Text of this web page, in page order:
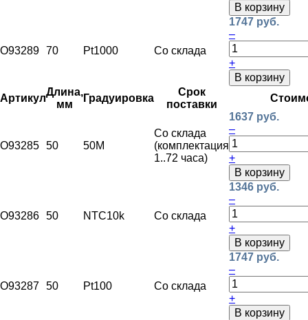
В корзину
O93289 70 Pt1000 Со склада
1747 руб.
–
+
В корзину
Артикул
Длина,
мм
Градуировка
Срок
поставки
O93285 50 50М
Со склада
(комплектация
1..72 часа)
1637 руб.
–
+
В корзину
O93286 50 NTC10k Со склада
1346 руб.
–
+
В корзину
O93287 50 Pt100 Со склада
1747 руб.
–
+
В корзину